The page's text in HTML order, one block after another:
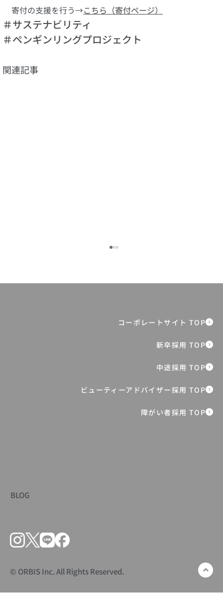
寄付の支援を行う→こちら（寄付ページ）
＃サステナビリティ
＃ペンギンリングプロジェクト
関連記事
【クイズ全5問】あなたは何問正解でき
BLOG
障がい者採用 TOP
© ORBIS Inc. All Rights Reserved.